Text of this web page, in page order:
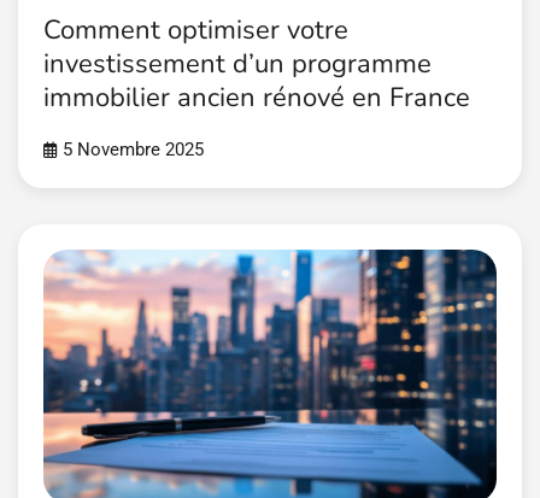
Comment optimiser votre
investissement d’un programme
immobilier ancien rénové en France
5 Novembre 2025